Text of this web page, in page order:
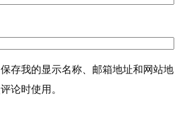
存我的显示名称、邮箱地址和网站地
论时使用。